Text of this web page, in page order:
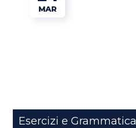
MAR
Esercizi e Grammatica